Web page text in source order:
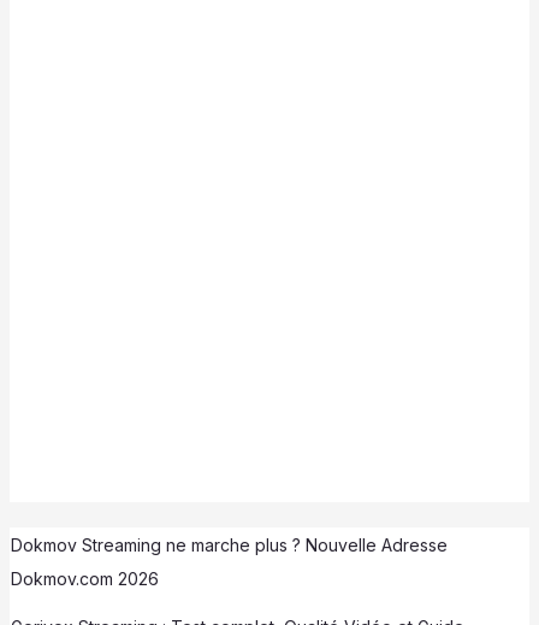
Dokmov Streaming ne marche plus ? Nouvelle Adresse
Dokmov.com 2026